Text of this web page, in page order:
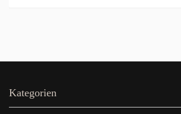
Kategorien